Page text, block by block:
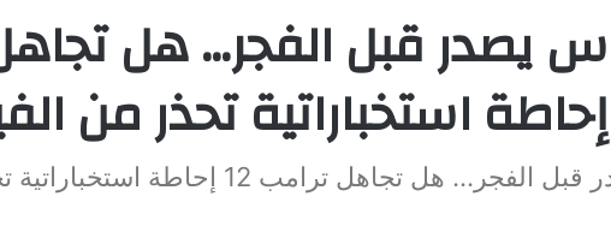
يصدر قبل الفجر… هل
تقرير حساس يصدر قبل الفجر... هل تجاهل ترامب 12